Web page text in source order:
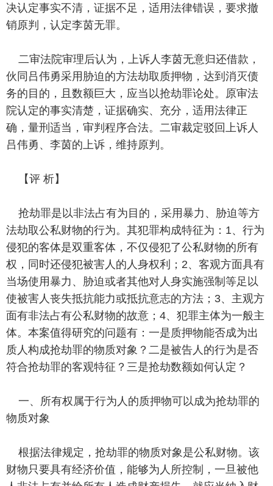
决认定事实不清，证据不足，适用法律错误，要求撤
销原判，认定李茵无罪。
二审法院审理后认为，上诉人李茵无意归还借款，
伙同吕伟勇采用胁迫的方法劫取质押物，达到消灭债
务的目的，且数额巨大，应当以抢劫罪论处。原审法
院认定的事实清楚，证据确实、充分，适用法律正
确，量刑适当，审判程序合法。二审裁定驳回上诉人
吕伟勇、李茵的上诉，维持原判。
【评 析】
抢劫罪是以非法占有为目的，采用暴力、胁迫等方
法劫取公私财物的行为。其犯罪构成特征为：1、行为
侵犯的客体是双重客体，不仅侵犯了公私财物的所有
权，同时还侵犯被害人的人身权利；2、客观方面具有
当场使用暴力、胁迫或者其他对人身实施强制等足以
使被害人丧失抵抗能力或抵抗意志的方法；3、主观方
面有非法占有公私财物的故意；4、犯罪主体为一般主
体。本案值得研究的问题有：一是质押物能否成为出
质人构成抢劫罪的物质对象？二是被告人的行为是否
符合抢劫罪的客观特征？三是抢劫数额如何认定？
一、所有权属于行为人的质押物可以成为抢劫罪的
物质对象
根据法律规定，抢劫罪的物质对象是公私财物。该
财物只要具有经济价值，能够为人所控制，一旦被他